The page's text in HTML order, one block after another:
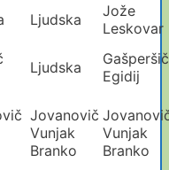
Ljudska
Jože
Leskovar
Ljudska
Gašperšič
Egidij
Jovanovič
Vunjak
Branko
Vunjak
Branko